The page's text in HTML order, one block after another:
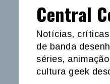
Central
Notícias,
de banda
séries,
cultura geek